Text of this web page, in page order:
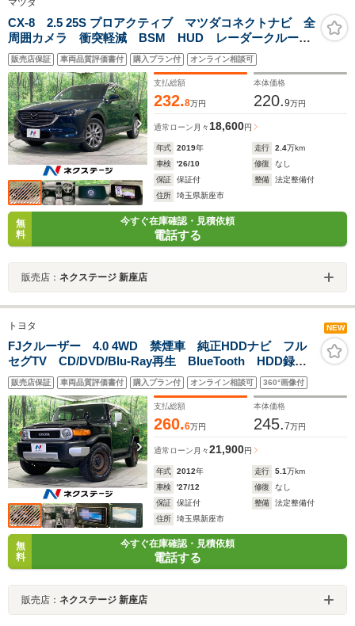
CX-8 2.5 25S プロアクティブ マツダコネクトナビ 全
周囲カメラ 衝突軽減 BSM HUD レーダークルーズ
コントロール 禁煙車 電動リアゲート シートヒータ
ー クリアランスソナー LEDヘッドライト ルーフレ
ール ETC
販売店保証 車両品質評価書付 購入プラン付 オンライン相談可
支払総額
232.8万円
本体価格
220.9万円
通常ローン 月々 18,600円
年式 2019年 走行 2.4万km
車検
'26/10 修復
なし
保証
保証付 整備
法定整備付
住所
埼玉県新座市
無
料
今すぐ在庫確認・見積依頼
電話する
販売店： ネクステージ 新座店
トヨタ NEW
FJクルーザー 4.0 4WD 禁煙車 純正HDDナビ フル
セグTV CD/DVD/Blu-Ray再生 BlueTooth HDD録
音 SD音楽再生 バックカメラ ホワイトルーフ キー
レスキー リアフォグランプ サイドステップ
販売店保証 車両品質評価書付 購入プラン付 オンライン相談可 360°画像付
支払総額
260.6万円
本体価格
245.7万円
通常ローン 月々21,900円
年式 2012年 走行 5.1万km
車検
'27/12 修復
なし
保証
保証付 整備
法定整備付
住所
埼玉県新座市
無
料
今すぐ在庫確認・見積依頼
電話する
販売店： ネクステージ 新座店